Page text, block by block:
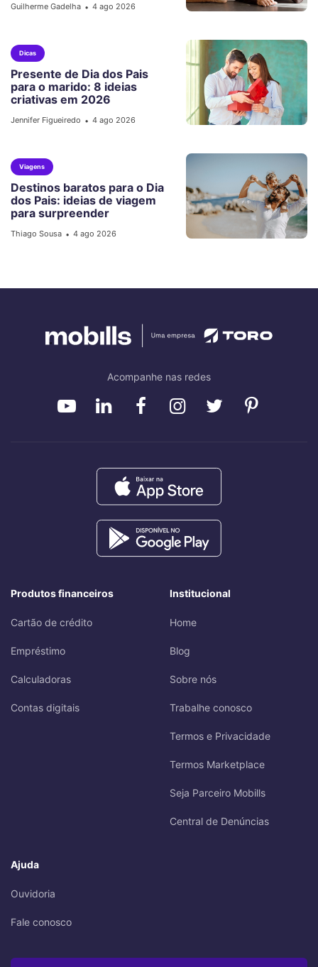
Guilherme Gadelha • 4 ago 2026
Dicas
Presente de Dia dos Pais
para o marido: 8 ideias
criativas em 2026
Jennifer Figueiredo • 4 ago 2026
Viagens
Destinos baratos para o Dia
dos Pais: ideias de viagem
para surpreender
Thiago Sousa • 4 ago 2026
Acompanhe nas redes
Produtos financeiros
Cartão de crédito
Empréstimo
Calculadoras
Contas digitais
Institucional
Home
Blog
Sobre nós
Trabalhe conosco
Termos e Privacidade
Termos Marketplace
Seja Parceiro Mobills
Central de Denúncias
Ajuda
Ouvidoria
Fale conosco